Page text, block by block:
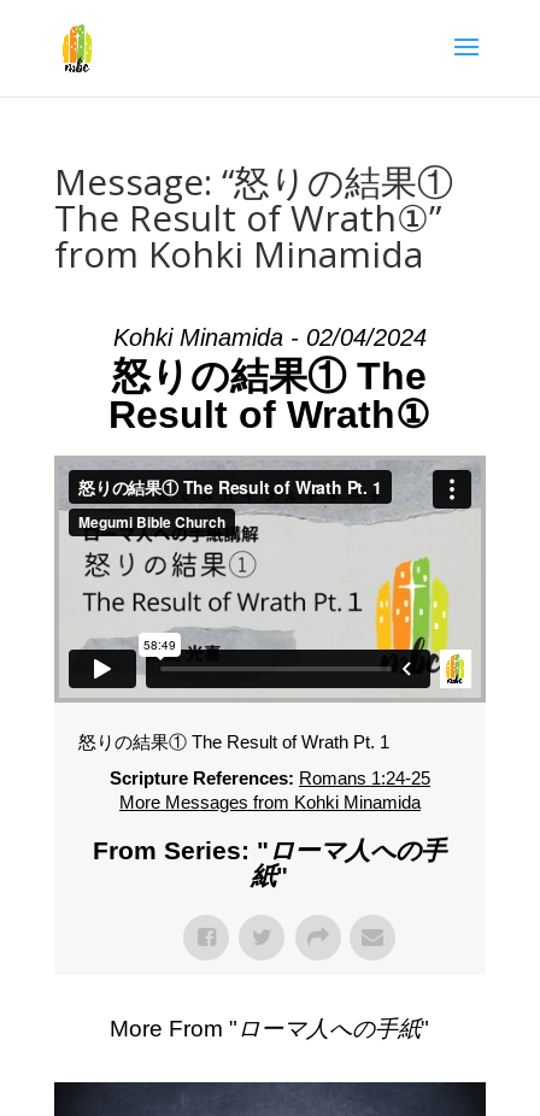
Message: “怒りの結果①
The Result of Wrath①”
from Kohki Minamida
Kohki Minamida - 02/04/2024
怒りの結果① The
Result of Wrath①
怒りの結果① The Result of Wrath Pt. 1
Scripture References: Romans 1:24-25
More Messages from Kohki Minamida
From Series: " ローマ人への手
紙"
More From " ローマ人への手紙"